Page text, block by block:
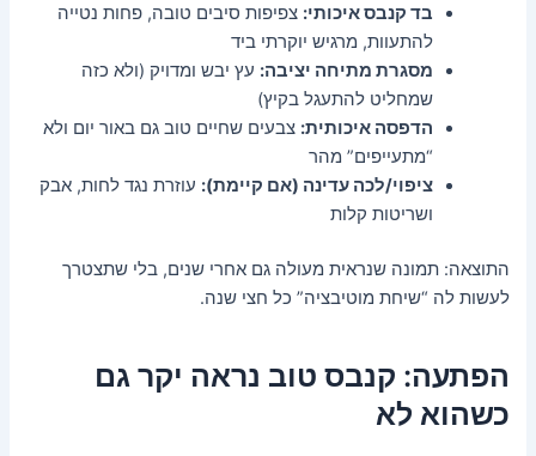
בד קנבס איכותי: צפיפות סיבים טובה, פחות נטייה
להתעוות, מרגיש יוקרתי ביד
מסגרת מתיחה יציבה: עץ יבש ומדויק (ולא כזה
שמחליט להתעגל בקיץ)
הדפסה איכותית: צבעים שחיים טוב גם באור יום ולא
“מתעייפים” מהר
ציפוי/לכה עדינה (אם קיימת): עוזרת נגד לחות, אבק
ושריטות קלות
התוצאה: תמונה שנראית מעולה גם אחרי שנים, בלי שתצטרך
לעשות לה “שיחת מוטיבציה” כל חצי שנה.
הפתעה: קנבס טוב נראה יקר גם
כשהוא לא